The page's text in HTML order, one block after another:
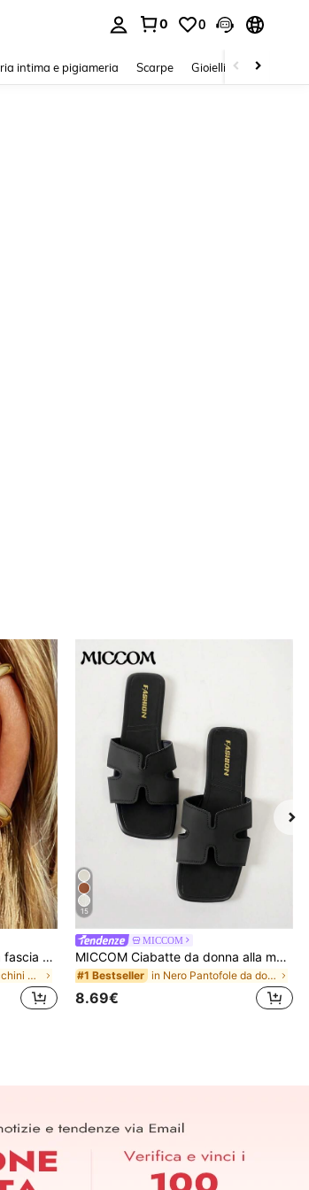
0 0
intima e pigiameria Scarpe Gioielli E Accessori
Set di 4 pezzi di orecchini a fascia minimalisti in zirconia cubica - Possono essere impilati, senza bisogno di foratura, adatti per l'uso quotidiano in ufficio (Set da 4 pezzi, non 4 paia), Regalo per lei
in Oro giallo Orecchini da donna
15
MICCOM
MICCOM Ciabatte da donna alla moda con punta quadrata e aperta, sandali versatili nuovi per primavera/estate
#1 Bestseller in Nero Pantofole da donna
8.69€